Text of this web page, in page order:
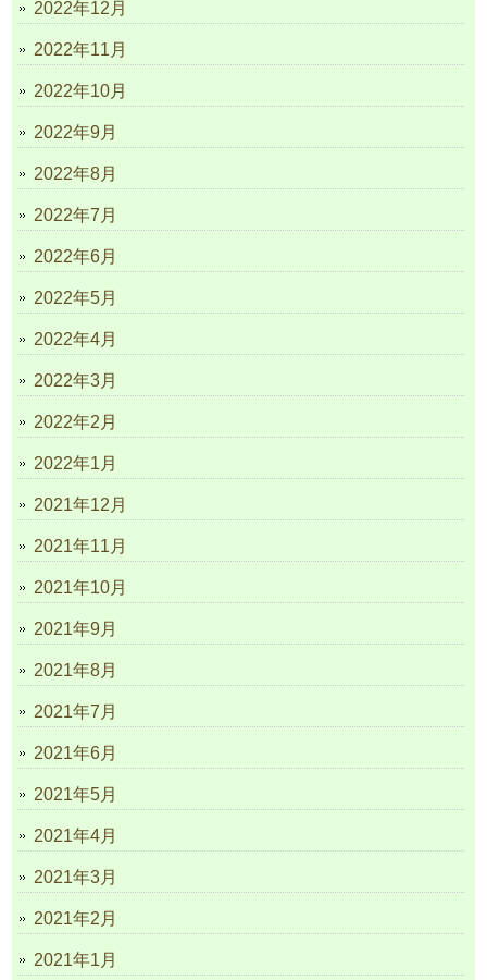
2022年12月
2022年11月
2022年10月
2022年9月
2022年8月
2022年7月
2022年6月
2022年5月
2022年4月
2022年3月
2022年2月
2022年1月
2021年12月
2021年11月
2021年10月
2021年9月
2021年8月
2021年7月
2021年6月
2021年5月
2021年4月
2021年3月
2021年2月
2021年1月